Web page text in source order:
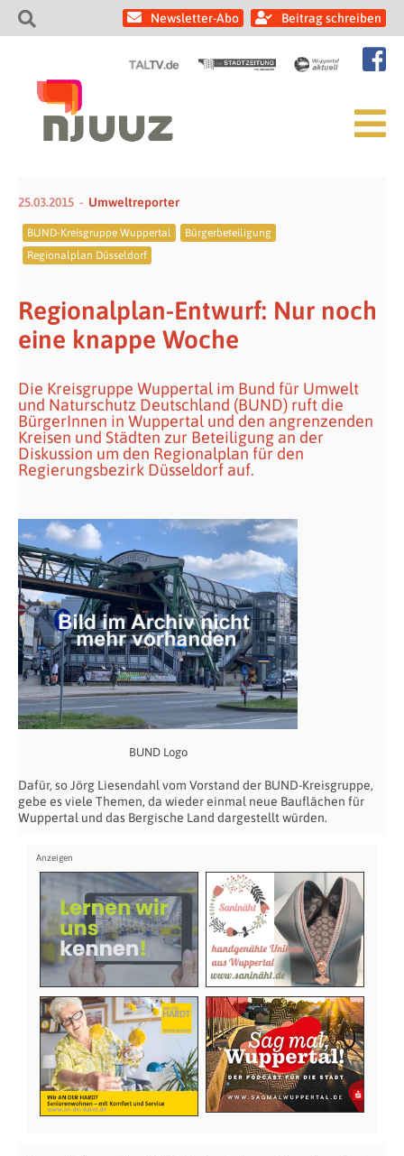
Newsletter-Abo Beitrag schreiben
25.03.2015 Umweltreporter
BUND-Kreisgruppe Wuppertal
Bürgerbeteiligung
Regionalplan Düsseldorf
Regionalplan-Entwurf: Nur noch
eine knappe Woche
Die Kreisgruppe Wuppertal im Bund für Umwelt
und Naturschutz Deutschland (BUND) ruft die
BürgerInnen in Wuppertal und den angrenzenden
Kreisen und Städten zur Beteiligung an der
Diskussion um den Regionalplan für den
Regierungsbezirk Düsseldorf auf.
BUND Logo
Dafür, so Jörg Liesendahl vom Vorstand der BUND-Kreisgruppe,
gebe es viele Themen, da wieder einmal neue Bauflächen für
Wuppertal und das Bergische Land dargestellt würden.